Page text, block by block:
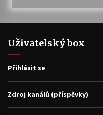
Uživatelský box
Přihlásit se
Zdroj kanálů (příspěvky)